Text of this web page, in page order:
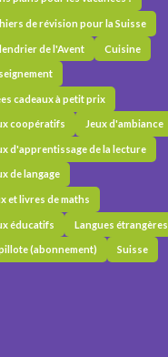
de révision pour la Suisse
de l'Avent Cuisine
cadeaux à petit prix
coopératifs Jeux d'ambiance
d'apprentissage de la lecture
de langage
et livres de maths
éducatifs Langues étrangères
(abonnement) Suisse